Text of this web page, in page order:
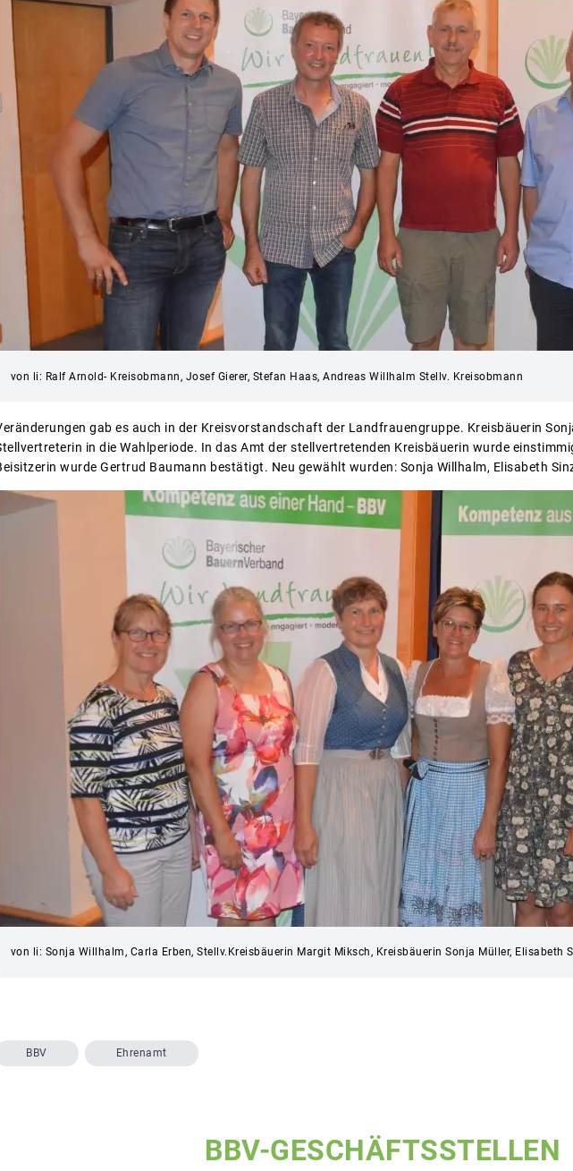
von li: Ralf Arnold- Kreisobmann, Josef Gierer, Stefan Haas, Andreas Willhalm Stellv. Kreisobmann
gab es auch in der Kreisvorstandschaft der Landfrauengruppe. Kreisbäuerin
in die Wahlperiode. In das Amt der stellvertretenden Kreisbäuerin wurde
wurde Gertrud Baumann bestätigt. Neu gewählt wurden: Sonja Willhalm, Elisabeth
von li: Sonja Willhalm, Carla Erben, Stellv.Kreisbäuerin Margit Miksch, Kreisbäuerin Sonja Müller, Elisabeth
BBV Ehrenamt
BBV-GESCHÄFTSSTELLEN